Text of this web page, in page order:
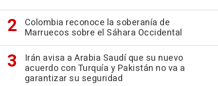
Colombia reconoce la soberanía de
Marruecos sobre el Sáhara Occidental
Irán avisa a Arabia Saudí que su nuevo
acuerdo con Turquía y Pakistán no va a
garantizar su seguridad